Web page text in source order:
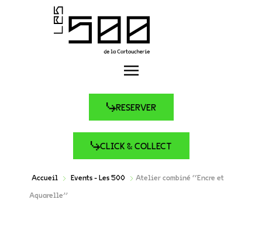
RESERVER
CLICK & COLLECT
Accueil Events - Les 500
Atelier combiné “Encre et
Aquarelle”